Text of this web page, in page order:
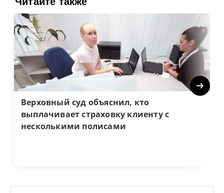
Верховный суд объяснил, кто
выплачивает страховку клиенту с
несколькими полисами
Next